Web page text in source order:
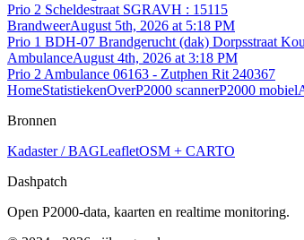
Prio 2 Scheldestraat SGRAVH : 15115
BrandweerAugust 5th, 2026 at 5:18 PM
Prio 1 BDH-07 Brandgerucht (dak) Dorpsstraat
AmbulanceAugust 4th, 2026 at 3:18 PM
Prio 2 Ambulance 06163 - Zutphen Rit 240367
HomeStatistiekenOverP2000 scannerP2000 mobiel
Bronnen
Kadaster / BAGLeafletOSM + CARTO
Dashpatch
Open P2000-data, kaarten en realtime monitoring.